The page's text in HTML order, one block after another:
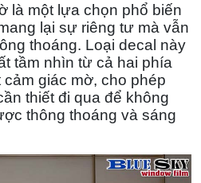
là một lựa chọn phổ biến
lại sự riêng tư mà vẫn
thoáng. Loại decal này
tầm nhìn từ cả hai phía
giác mờ, cho phép
thiết đi qua để không
thông thoáng và sáng